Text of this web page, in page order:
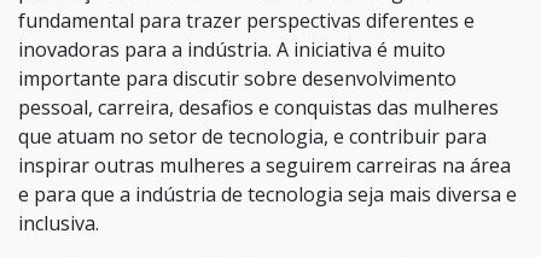
fundamental para trazer perspectivas diferentes e
inovadoras para a indústria. A iniciativa é muito
importante para discutir sobre desenvolvimento
pessoal, carreira, desafios e conquistas das mulheres
que atuam no setor de tecnologia, e contribuir para
inspirar outras mulheres a seguirem carreiras na área
e para que a indústria de tecnologia seja mais diversa e
inclusiva.